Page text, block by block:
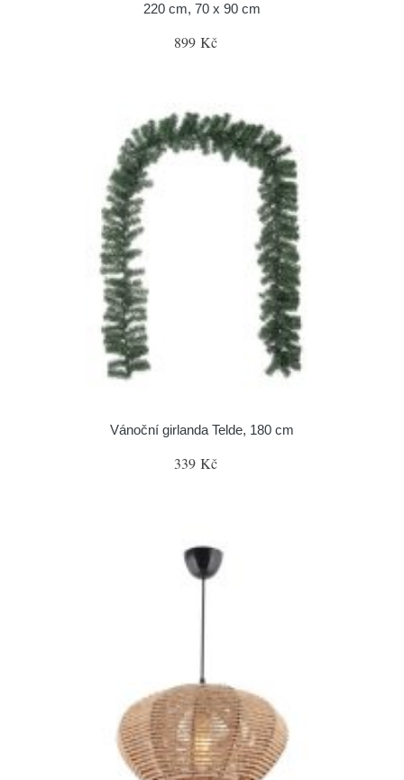
220 cm, 70 x 90 cm
899 Kč
Vánoční girlanda Telde, 180 cm
339 Kč